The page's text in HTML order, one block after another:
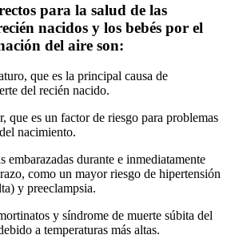
para la salud de las
nacidos y los bebés por el
del aire son:
que es la principal causa de
del recién nacido.
que es un factor de riesgo para problemas
nacimiento.
embarazadas durante e inmediatamente
como un mayor riesgo de hipertensión
y preeclampsia.
y síndrome de muerte súbita del
a temperaturas más altas.